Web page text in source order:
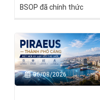
BSOP đã chính thức
– Giấy xác nhận tạm thời
về hồ sơ cư trú – chỉ sau
16 ngày kể từ khi hồ sơ
được nộp tại Cơ quan Di
trú Hy Lạp.
06/08/2026